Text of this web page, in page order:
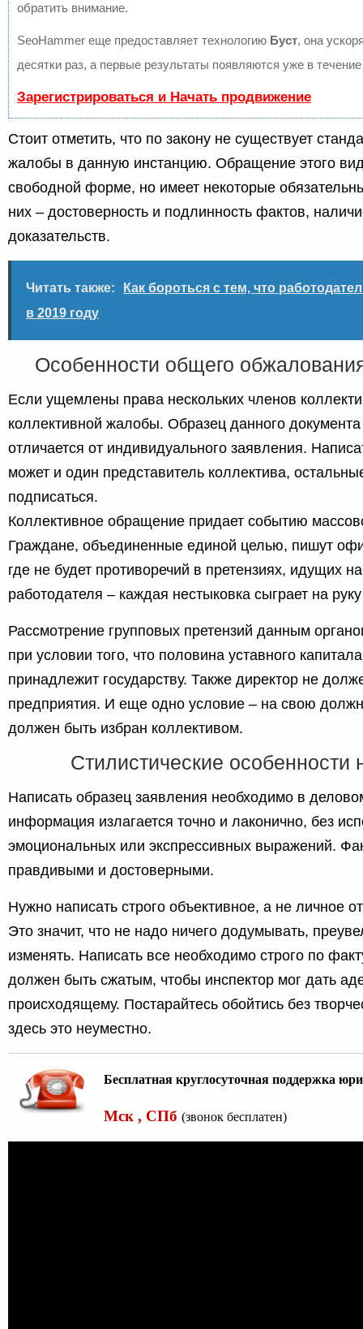
обратить внимание.
SeoHammer еще предоставляет технологию Буст, она
десятки раз, а первые результаты появляются уже в
Зарегистрироваться и Начать продвижение
Стоит отметить, что по закону не существует
жалобы в данную инстанцию. Обращение этого
свободной форме, но имеет некоторые
них – достоверность и подлинность фактов,
доказательств.
Читать также:
Как бороться с тем, что
в 2019 году
Особенности общего
Если ущемлены права нескольких членов
коллективной жалобы. Образец данного документа
отличается от индивидуального заявления.
может и один представитель коллектива,
подписаться.
Коллективное обращение придает событию
Граждане, объединенные единой целью, пишут
где не будет противоречий в претензиях, идущих
работодателя – каждая нестыковка сыграет на
Рассмотрение групповых претензий данным
при условии того, что половина уставного
принадлежит государству. Также директор не
предприятия. И еще одно условие – на свою
должен быть избран коллективом.
Стилистические особенности
Написать образец заявления необходимо в
информация излагается точно и лаконично, без
эмоциональных или экспрессивных выражений.
правдивыми и достоверными.
Нужно написать строго объективное, а не личное
Это значит, что не надо ничего додумывать,
изменять. Написать все необходимо строго по
должен быть сжатым, чтобы инспектор мог дать
происходящему. Постарайтесь обойтись без
здесь это неуместно.
Бесплатная круглосуточная поддержка
Мск , СПб(звонок бесплатен)